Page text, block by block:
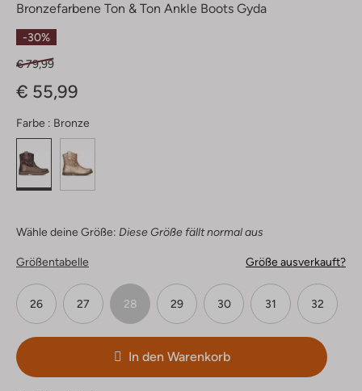
Bronzefarbene Ton & Ton Ankle Boots Gyda
-30%
€ 79,99
€ 55,99
Farbe : Bronze
Wähle deine Größe: Diese Größe fällt normal aus
Größentabelle Größe ausverkauft?
26 27 28 29 30 31 32
In den Warenkorb